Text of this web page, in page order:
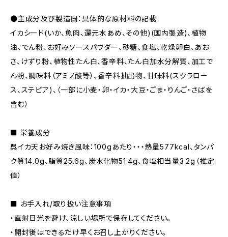
●主成分及び製造国：具体的な原材料の記載
イカシード(いか、魚肉、還元水あめ、その他)(国内製造)、植物
油、でん粉、お好みソースパウダー、砂糖、食塩、乾燥卵白、あお
さ、けずり粉、植物性たん白、香辛料、たん白加水分解質、加工で
ん粉、調味料（アミノ酸等）、香辛料抽出物、甘味料(スクラロー
ス、ステビア)、（一部に小麦・卵・イカ・大豆・ごま・りんご・さばを
含む）
■ 栄養成分
呉イカ天お好み焼き風味：100gあたり・・・熱量577kcal、タンパ
ク質14.0g、脂質25.6g、炭水化物51.4g、食塩相当量3.2g（推定
値）
■ お手入れ/取り扱い注意事項
・直射日光を避け、涼しい場所で保存してください。
・開封後はできるだけ早くお召し上がりください。